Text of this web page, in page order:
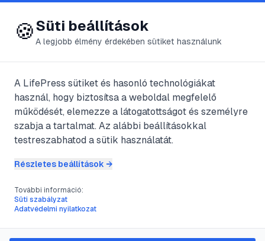
😍 LifePress
@zahovic
2025. augusztus 16. perc olvasás
Az
érelmeszesedésben
szenvedő betegek
étrendje
🍪Süti beállítások
A legjobb élmény érdekében sütiket használunk
A LifePress sütiket és hasonló technológiákat
használ, hogy biztosítsa a weboldal megfelelő
működését, elemezze a látogatottságot és személyre
szabja a tartalmat. Az alábbi beállításokkal
testreszabhatod a sütik használatát.
Részletes beállítások →
További információ:
Süti szabályzat
Adatvédelmi nyilatkozat